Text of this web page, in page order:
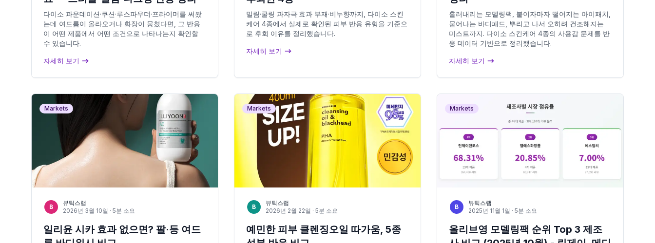
다이소 파운데이션·쿠션·루스파우더·프라이머를 써봤
는데 여드름이 올라오거나 화장이 뭉쳤다면, 그 반응
이 어떤 제품에서 어떤 조건으로 나타나는지 확인할
수 있습니다.
자세히 보기
밀림·쿨링 과자극·효과 부재·비누향까지, 다이소 스킨
케어 4종에서 실제로 확인된 피부 반응 유형을 기준으
로 후회 이유를 정리했습니다.
자세히 보기
흘러내리는 모델링팩, 붙이자마자 떨어지는 아이패치,
묻어나는 바디패드, 뿌리고 나서 오히려 건조해지는
미스트까지. 다이소 스킨케어 4종의 사용감 문제를 반
응 데이터 기반으로 정리했습니다.
자세히 보기
Markets
B
뷰틱스랩
2026년 3월 10일 · 5분 소요
일리윤 시카 효과 없으면? 팔·등 여드
Markets
B
뷰틱스랩
2026년 2월 22일 · 5분 소요
예민한 피부 클렌징오일 따가움, 5종
Markets
B
뷰틱스랩
2025년 11월 1일 · 5분 소요
올리브영 모델링팩 순위 Top 3 제조